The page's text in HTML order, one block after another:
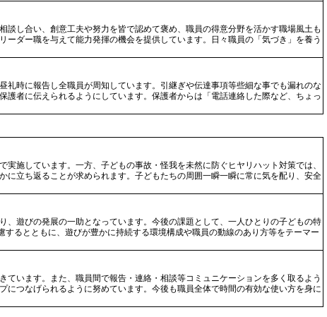
し合い、創意工夫や努力を皆で認めて褒め、職員の得意分野を活かす職場風土も
ダー職を与えて能力発揮の機会を提供しています。日々職員の「気づき」を養う
時に報告し全職員が周知しています。引継ぎや伝達事項等些細な事でも漏れのな
者に伝えられるようにしています。保護者からは「電話連絡した際など、ちょっ
施しています。一方、子どもの事故・怪我を未然に防ぐヒヤリハット対策では、
立ち返ることが求められます。子どもたちの周囲一瞬一瞬に常に気を配り、安全
、遊びの発展の一助となっています。今後の課題として、一人ひとりの子どもの特
るとともに、遊びが豊かに持続する環境構成や職員の動線のあり方等をテーマー
います。また、職員間で報告・連絡・相談等コミュニケーションを多く取るよう
つなげられるように努めています。今後も職員全体で時間の有効な使い方を身に